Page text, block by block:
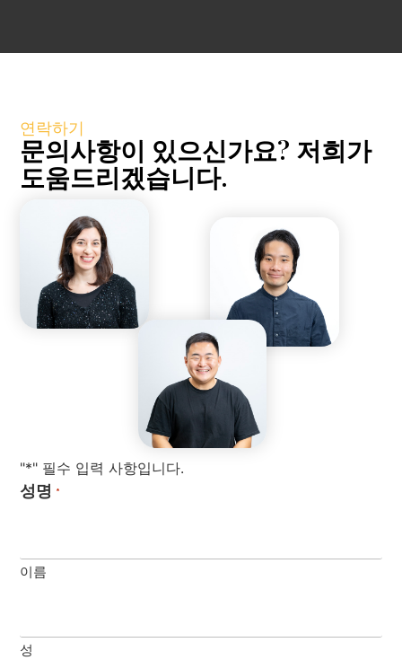
연락하기
문의사항이 있으신가요? 저희가
도움드리겠습니다.
"*" 필수 입력 사항입니다.
성명 *
이름
성